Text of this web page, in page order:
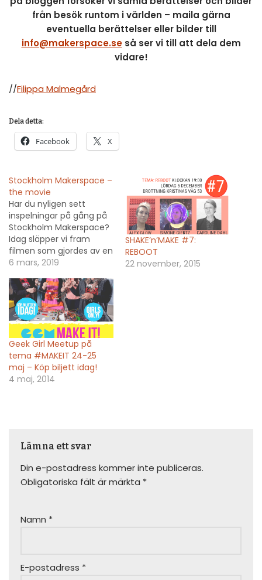
från besök runtom i världen – maila gärna
eventuella berättelser eller bilder till
info@makerspace.seså ser vi till att dela dem
vidare!
//Filippa Malmegård
Dela detta:
Facebook X
Stockholm Makerspace –
the movie
Har du nyligen sett
inspelningar på gång på
Stockholm Makerspace?
Idag släpper vi fram
filmen som gjordes av en
grupp duktiga studenter:
the movie! Stort tack till
ordförande Caroline
Dahl och film crew:
Carina Carrigan, Emma
Larsryd, Ludvig Lundquist,
Aleksandar Milenkovic,
Saga Norberg. Musik: A. A
Aalto - Focus
6 mars, 2019
SHAKE’n’MAKE #7:
REBOOT
22 november, 2015
Geek Girl Meetup på
tema #MAKEIT 24-25
maj – Köp biljett idag!
4 maj, 2014
Lämna ett svar
Din e-postadress kommer inte publiceras.
Obligatoriska fält är märkta *
Namn *
E-postadress *